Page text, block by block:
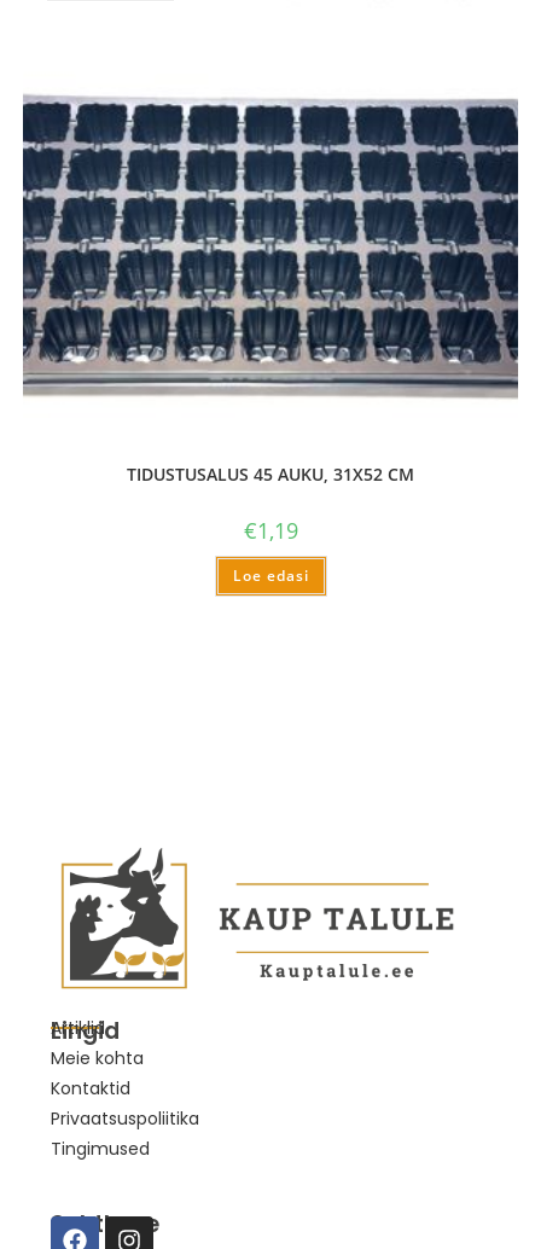
TIDUSTUSALUS 45 AUKU, 31X52 CM
€1,19
Loe edasi
Lingid
Artiklid
Meie kohta
Kontaktid
Privaatsuspoliitika
Tingimused
Suhtleme